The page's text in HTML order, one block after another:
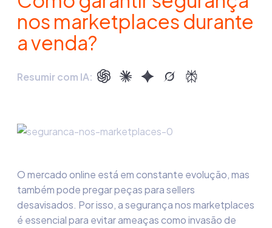
nos marketplaces durante
a venda?
Resumir com IA:
O mercado online está em constante evolução, mas
também pode pregar peças para sellers
desavisados. Por isso, asegurança nos marketplaces
é essencial para evitar ameaças como invasão de